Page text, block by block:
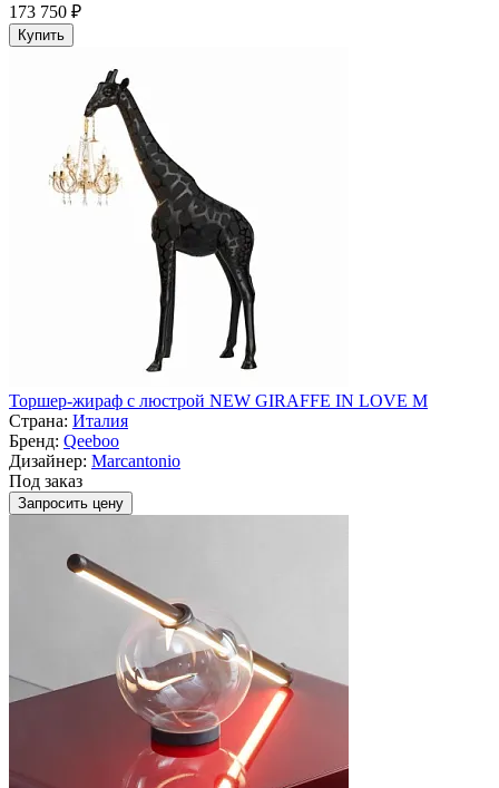
173 750 ₽
Купить
Торшер-жираф с люстрой NEW GIRAFFE IN LOVE M
Страна: Италия
Бренд: Qeeboo
Дизайнер: Marcantonio
Под заказ
Запросить цену